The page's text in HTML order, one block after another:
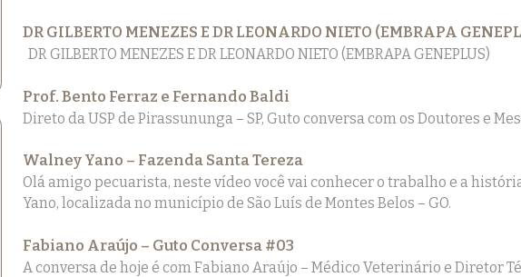
DR GILBERTO MENEZES E DR LEONARDO NIETO (EMBRAPA
DR GILBERTO MENEZES E DR LEONARDO NIETO (EMBRAPA GENEPLUS)
Prof. Bento Ferraz e Fernando Baldi
Direto da USP de Pirassununga – SP, Guto conversa com os Doutores e
Walney Yano – Fazenda Santa Tereza
Olá amigo pecuarista, neste vídeo você vai conhecer o trabalho e a
Yano, localizada no município de São Luís de Montes Belos – GO.
Fabiano Araújo – Guto Conversa #03
A conversa de hoje é com Fabiano Araújo – Médico Veterinário e Diretor